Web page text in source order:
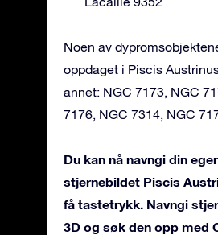
Noen av
oppdaget i Piscis
annet: NGC 7173, NGC
7176, NGC 7314, NGC
Du kan nå navngi din
stjernebildet Piscis
få tastetrykk. Navngi
3D og søk den opp med